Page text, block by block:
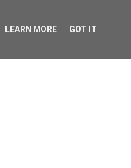
LEARN MORE GOT IT